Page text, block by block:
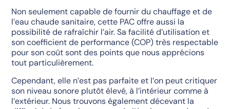
Non seulement capable de fournir du chauffage et de
l’eau chaude sanitaire, cette PAC offre aussi la
possibilité de rafraîchir l’air. Sa facilité d’utilisation et
son coefficient de performance (COP) très respectable
pour son coût sont des points que nous apprécions
tout particulièrement.
Cependant, elle n’est pas parfaite et l’on peut critiquer
son niveau sonore plutôt élevé, à l’intérieur comme à
l’extérieur. Nous trouvons également décevant la